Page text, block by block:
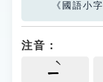
教學應用
貓頭鷹博士
《國語小
注音：
ㄧ